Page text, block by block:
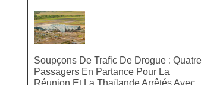
Soupçons De Trafic De Drogue : Quatre
Passagers En Partance Pour La